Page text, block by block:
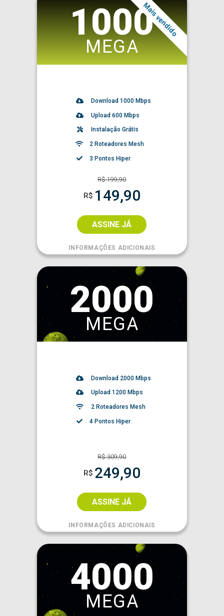
Mais vendido
1000
MEGA
Download 1000Mbps
Upload 600 Mbps
Instalação Grátis
2 Roteadores Mesh
3 Pontos Hiper
R$199,90
R$ 149,90
ASSINE JÁ
INFORMAÇÕES ADICIONAIS
2000
MEGA
Download 2000Mbps
Upload 1200 Mbps
2 Roteadores Mesh
4 Pontos Hiper
R$309,90
R$ 249,90
ASSINE JÁ
INFORMAÇÕES ADICIONAIS
4000
MEGA